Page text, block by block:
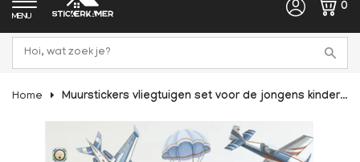
MENU
0
Home Muurstickers vliegtuigen set voor de jongens kinderkamer